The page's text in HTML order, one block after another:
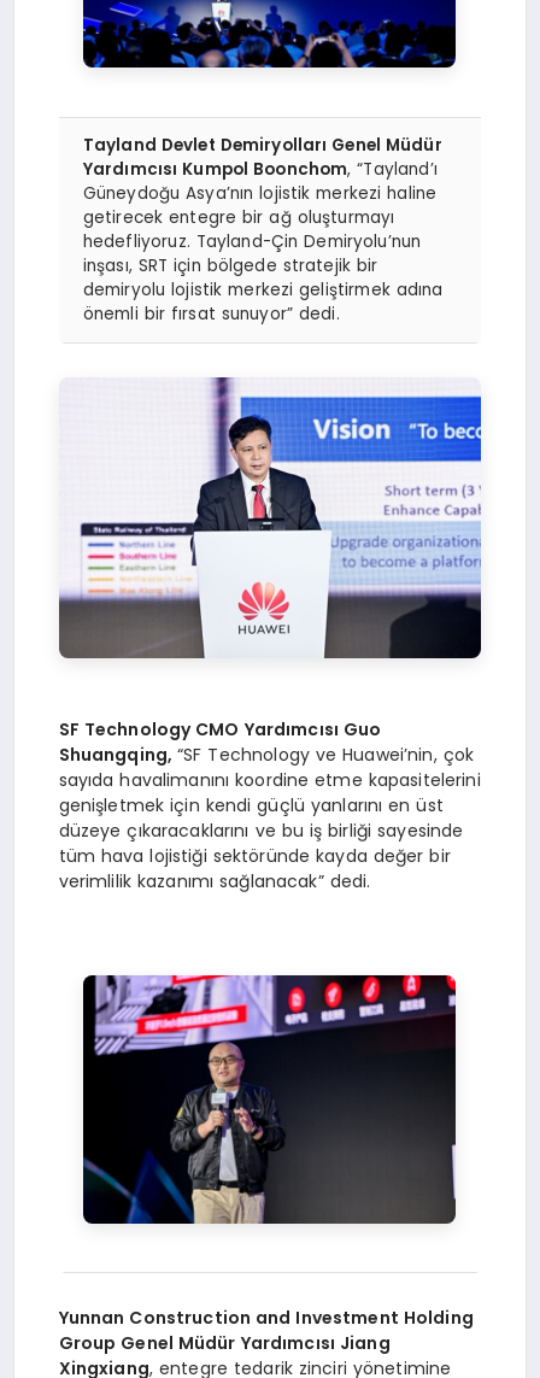
Tayland Devlet Demiryolları Genel Müdür
Yardımcısı Kumpol Boonchom, “Tayland’ı
Güneydoğu Asya’nın lojistik merkezi haline
getirecek entegre bir ağ oluşturmayı
hedefliyoruz. Tayland-Çin Demiryolu’nun
inşası, SRT için bölgede stratejik bir
demiryolu lojistik merkezi geliştirmek adına
önemli bir fırsat sunuyor” dedi.
SF Technology CMO Yardımcısı Guo
Shuangqing,“SF Technology ve Huawei’nin, çok
sayıda havalimanını koordine etme kapasitelerini
genişletmek için kendi güçlü yanlarını en üst
düzeye çıkaracaklarını ve bu iş birliği sayesinde
tüm hava lojistiği sektöründe kayda değer bir
verimlilik kazanımı sağlanacak” dedi.
Yunnan Construction and Investment Holding
Group Genel Müdür Yardımcısı Jiang
Xingxiang, entegre tedarik zinciri yönetimine